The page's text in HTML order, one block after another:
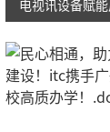
电视讯设备赋